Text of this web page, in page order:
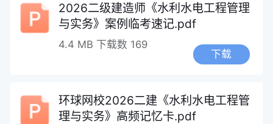
2026二级建造师《水利水电工程管理
与实务》案例临考速记.pdf
4.4 MB 下载数 169
下载
环球网校2026二建《水利水电工程管
理与实务》高频记忆卡.pdf